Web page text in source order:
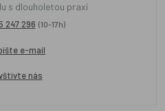
s dlouholetou praxí
247 296 (10-17h)
e-mail
nás